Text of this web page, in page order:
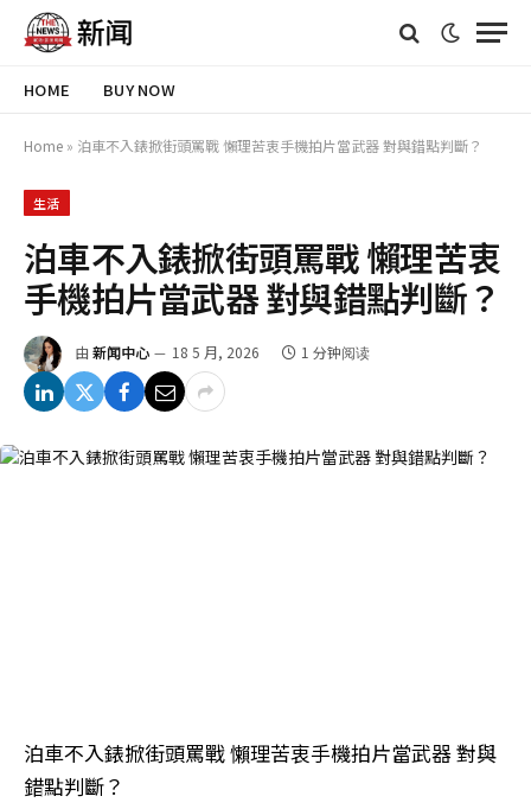
HOME BUY NOW
Home » 泊車不入錶掀街頭罵戰 懶理苦衷手機拍片當武器 對與錯點判斷？
生活
泊車不入錶掀街頭罵戰 懶理苦衷
手機拍片當武器 對與錯點判斷？
由 新闻中心 18 5 月, 2026 1 分钟阅读
泊車不入錶掀街頭罵戰 懶理苦衷手機拍片當武器 對與
錯點判斷？